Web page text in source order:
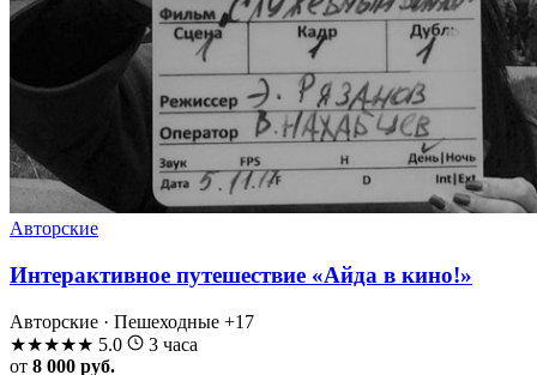
Авторские
Интерактивное путешествие «Айда в кино!»
Авторские · Пешеходные +17
★★★★★ 5.0
3 часа
от 8 000 руб.